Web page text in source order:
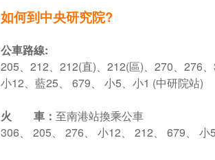
如何到中央研究院?
公車路線:
205、212、212(直)、212(區)、270、276、
小12、藍25、 679、 小5、小1 (中研院站)
火 車： 至南港站換乘公車
306、 205、 276、 小12、 212、 679、 小